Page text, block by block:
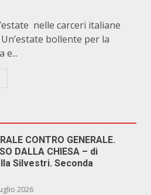
nelle carceri italiane
bollente per la
e...
CONTRO GENERALE.
DALLA CHIESA – di
Silvestri. Seconda
2026